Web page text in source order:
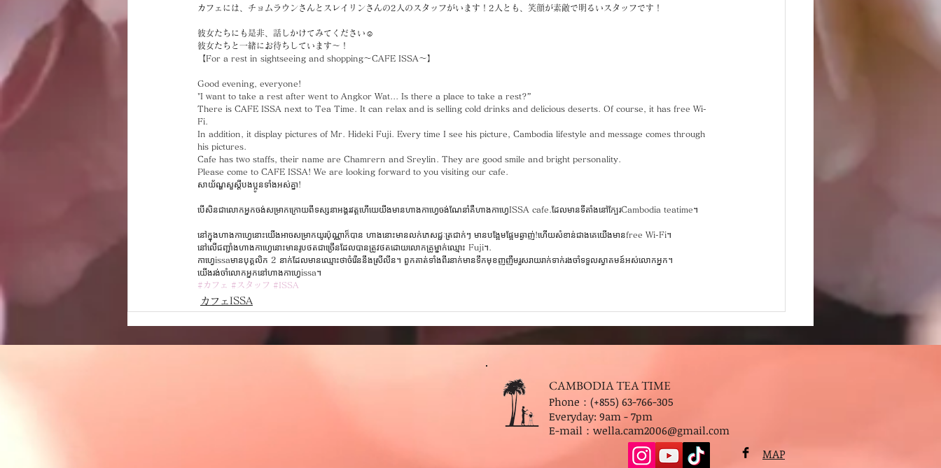
カフェには、チョムラウンさんとスレイリンさんの2人のスタッフがいます！2人とも、笑顔が素敵で明るいスタッフです！
彼女たちにも是非、話しかけてみてください☺️
彼女たちと一緒にお待ちしています〜！
【For a rest in sightseeing and shopping〜CAFE ISSA〜】
Good evening, everyone!
"I want to take a rest after went to Angkor Wat... Is there a place to take a rest?”
There is CAFE ISSA next to Tea Time. It can relax and is selling cold drinks and delicious deserts. Of course, it has free Wi-
Fi.
In addition, it display pictures of Mr. Hideki Fuji. Every time I see his picture, Cambodia lifestyle and message comes through
his pictures.
Cafe has two staffs, their name are Chamrern and Sreylin. They are good smile and bright personality.
Please come to CAFE ISSA! We are looking forward to you visiting our cafe.
សាយ័ណ្ហសួស្ដីបងប្អូនទាំងអស់គ្នា!
បើសិនជា​លោកអ្នក​ចង់សម្រាកក្រោយពីទស្សនាអង្គរវត្តហេីយេយីងមានហាងកាហ្វេចង់ណែនាំគឺហាងកាហ្វេISSA cafe.ដែលមានទីតាំងនៅក្បែរCambodia teatime។
នៅក្នុងហាងកាហ្វេនោះយើងអាចសម្រាកយូរប៉ុណ្ណាក៏បាន ហាងនោះមានលក់ភេសជ្ជៈត្រជាក់ៗ មានបង្អែមផ្អែមឆ្ងាញ់!ហើយសំខាន់ជាងគេយើងមានfree Wi-Fi។
នៅលើជញ្ជាំងហាងកាហ្វេនោះមានរូបថតជាច្រើនដែលបានត្រូវថតដោយលោកគ្រូម្នាក់ឈ្មោះ Fuji។.
កាហ្វេissaមានបុគ្គលិក 2 នាក់ដែលមានឈ្មោះថាចំរើននឹងស្រីលីន។ ពួកគាត់ទាំងពីរនាក់មានទឹកមុខញញឹមរួសរាយរាក់ទាក់រងចាំទទួលស្វាគមន៍អស់លោកអ្នក។
យើងរង់ចាំលោកអ្នកនៅហាងកាហ្វេissa។
#カフェ
#スタッフ #ISSA
カフェISSA
CAMBODIA TEA TIME
Phone：(+855) 63-766-305
Everyday: 9am - 7pm
E-mail： wella.cam2006@gmail.com
MAP